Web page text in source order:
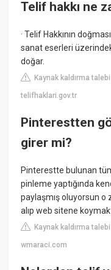
Telif hakkı ne
· Telif Hakkının
sanat eserleri
doğar.
Kaynak kaldırma talebi
telifhaklari.gov.tr
Pinterestten
girer mi?
Pinterestte bulunan
pinleme yaptığında
paylaşmış oluyorsun
alıp web sitene
Kaynak kaldırma talebi
wmaraci.com